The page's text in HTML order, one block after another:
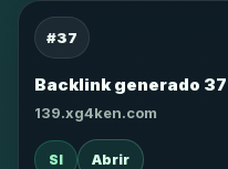
#37
Backlink generado 37
139.xg4ken.com
SI Abrir